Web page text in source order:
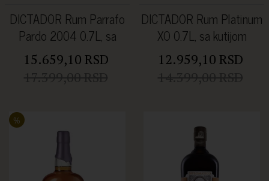
DICTADOR Rum Parrafo
Pardo 2004 0.7L, sa
kutijom
15.659,10 RSD
DICTADOR Rum Platinum
XO 0.7L, sa kutijom
12.959,10 RSD
%